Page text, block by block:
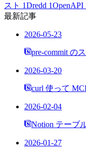
スト 1Dredd 1OpenAPI
最新記事
2026-05-23
pre-commit の
2026-03-20
curl 使って
2026-02-04
Notion テーブ
2026-01-27